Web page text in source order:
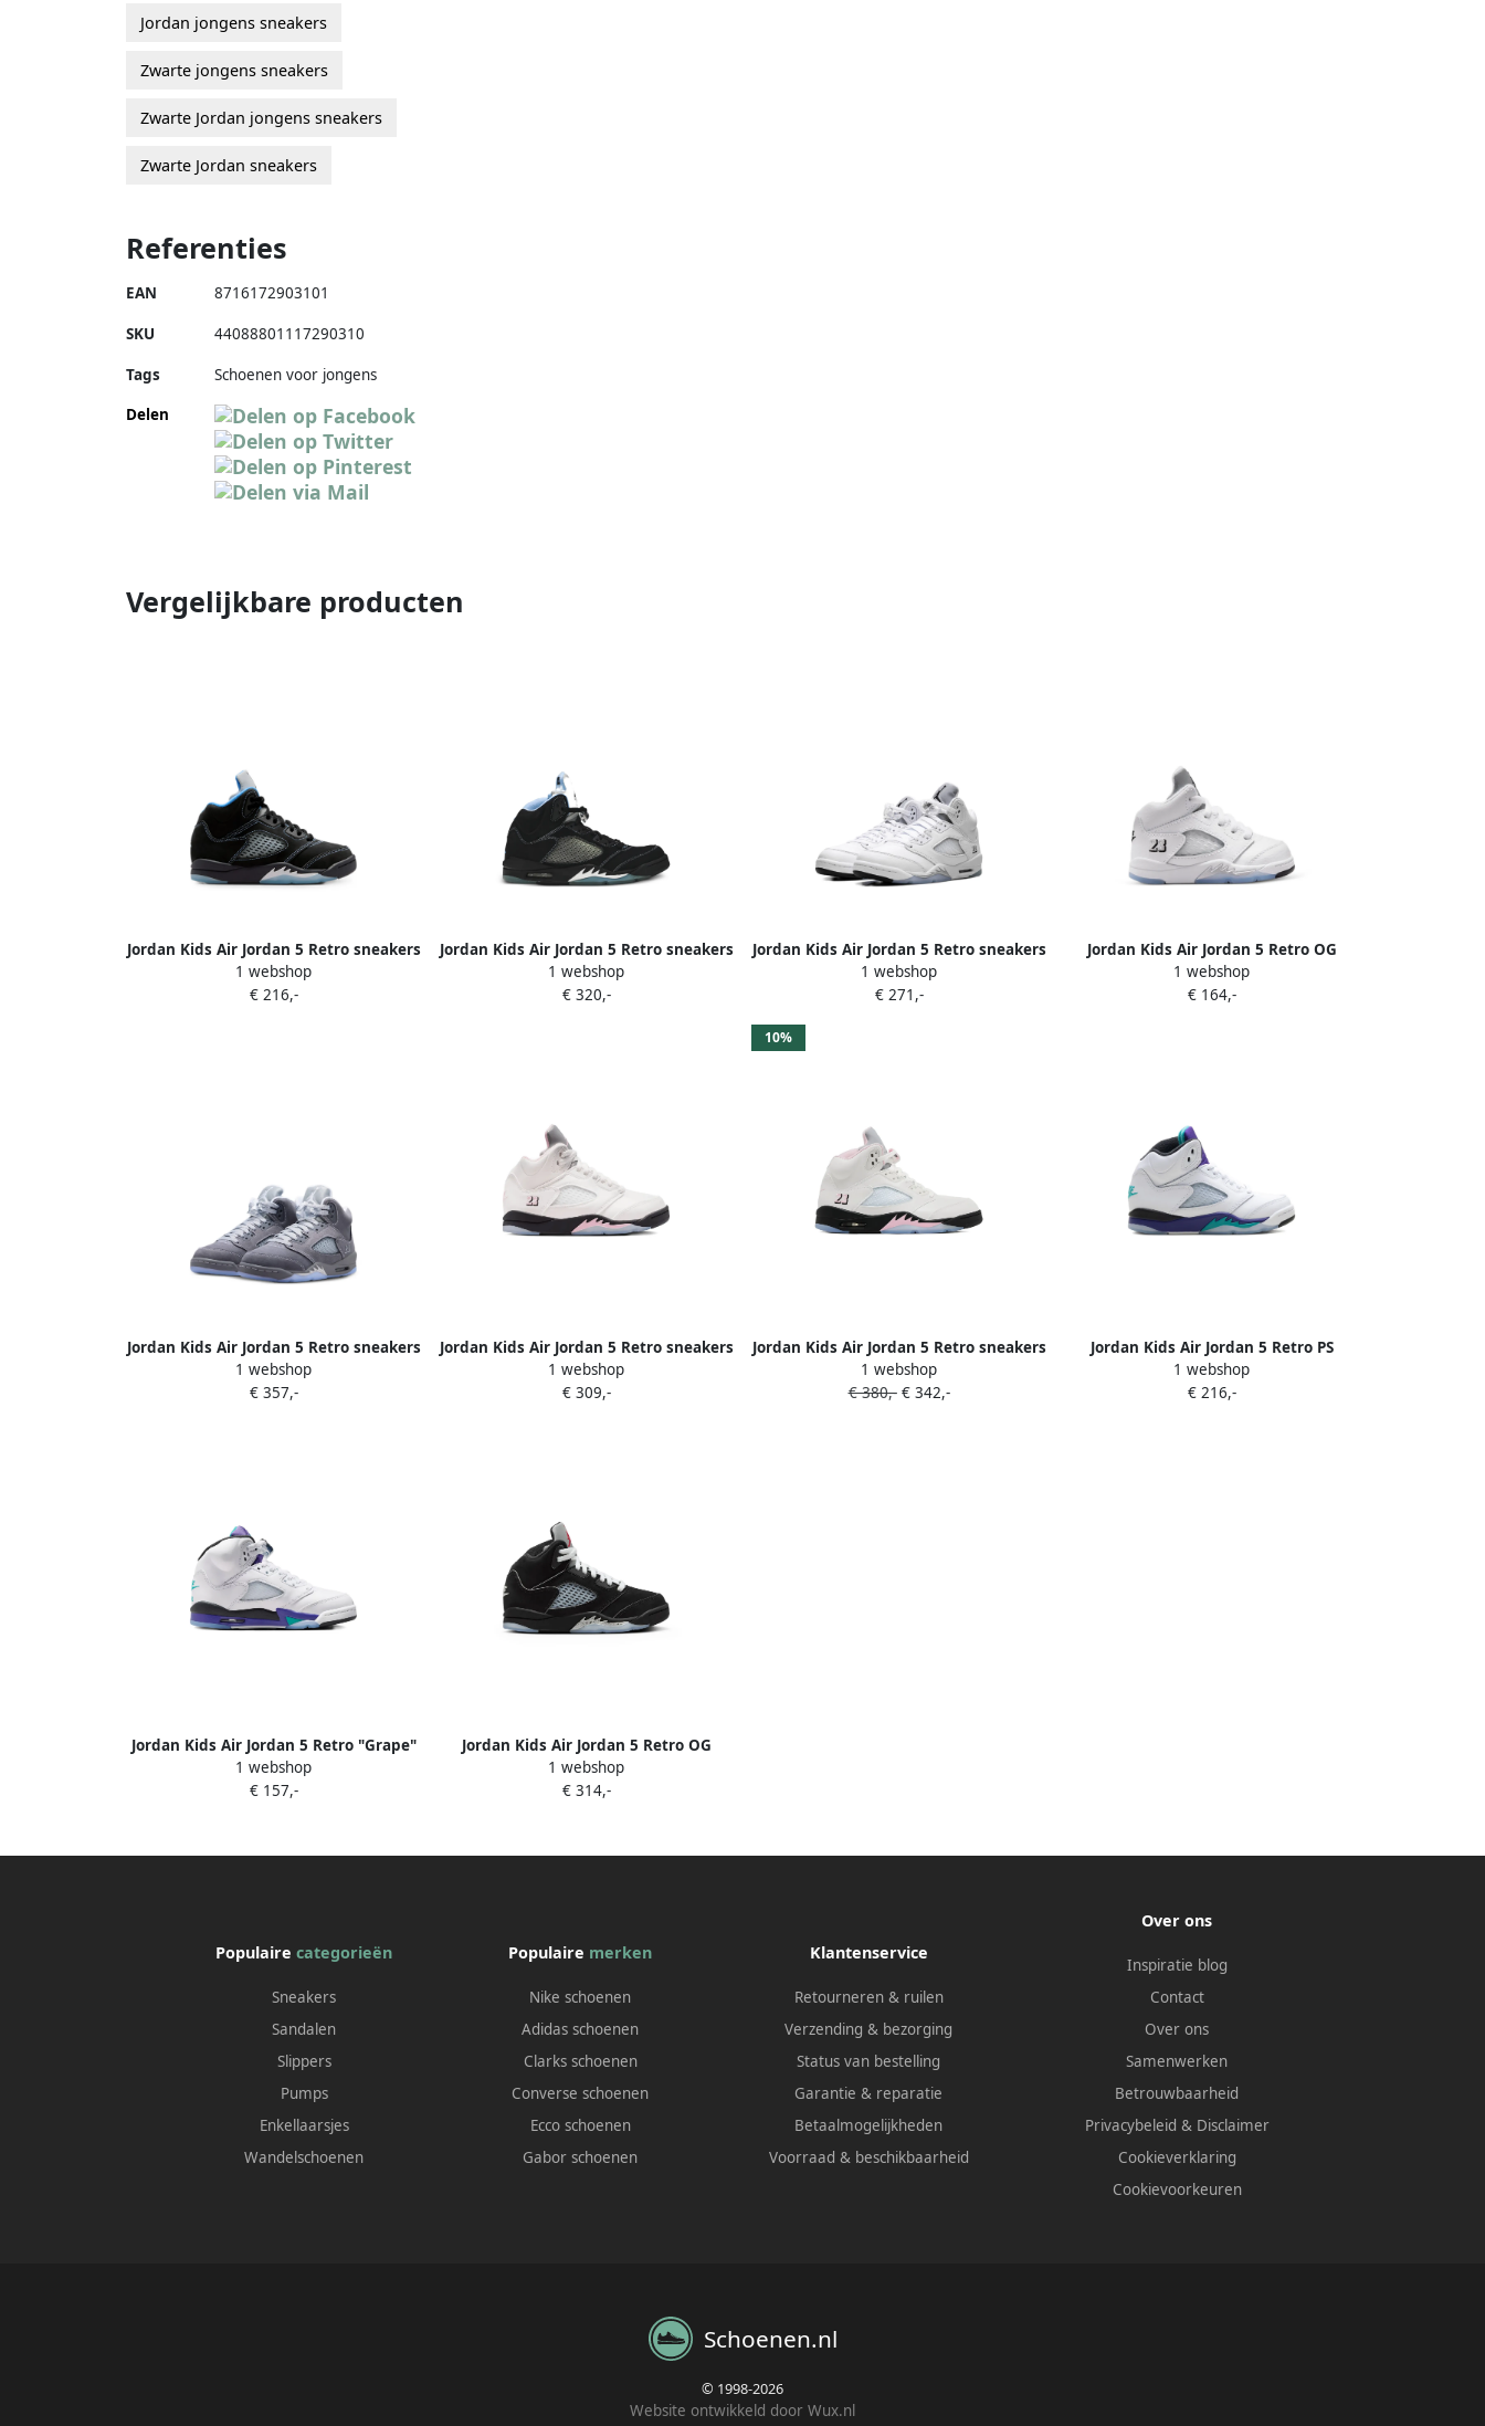
Jordan jongens sneakers
Zwarte jongens sneakers
Zwarte Jordan jongens sneakers
Zwarte Jordan sneakers
Referenties
EAN 8716172903101
SKU 44088801117290310
Tags
Schoenen voor jongens
Delen
Vergelijkbare producten
Jordan Kids Air Jordan 5 Retro sneakers
Zwart
1 webshop
€ 216,-
Jordan Kids Air Jordan 5 Retro sneakers
Zwart
1 webshop
€ 320,-
Jordan Kids Air Jordan 5 Retro sneakers
Wit
1 webshop
€ 271,-
Jordan Kids Air Jordan 5 Retro OG
sneakers Wit
1 webshop
€ 164,-
Jordan Kids Air Jordan 5 Retro sneakers
Grijs
1 webshop
€ 357,-
Jordan Kids Air Jordan 5 Retro sneakers
Wit
1 webshop
€ 309,-
10%
Jordan Kids Air Jordan 5 Retro sneakers
Wit
1 webshop
€ 380,-€ 342,-
Jordan Kids Air Jordan 5 Retro PS
"Grape" sneakers Wit
1 webshop
€ 216,-
Jordan Kids Air Jordan 5 Retro "Grape"
sneakers Wit
1 webshop
€ 157,-
Jordan Kids Air Jordan 5 Retro OG
"Metallic Reimagined" sneakers Zwart
1 webshop
€ 314,-
Populairecategorieën
Sneakers
Sandalen
Slippers
Pumps
Enkellaarsjes
Wandelschoenen
Populaire merken
Nike schoenen
Adidas schoenen
Clarks schoenen
Converse schoenen
Ecco schoenen
Gabor schoenen
Klantenservice
Retourneren & ruilen
Verzending & bezorging
Status van bestelling
Garantie & reparatie
Betaalmogelijkheden
Voorraad & beschikbaarheid
Over ons
Inspiratie blog
Contact
Over ons
Samenwerken
Betrouwbaarheid
Privacybeleid & Disclaimer
Cookieverklaring
Cookievoorkeuren
Schoenen.nl
© 1998-2026
Website ontwikkeld door Wux.nl